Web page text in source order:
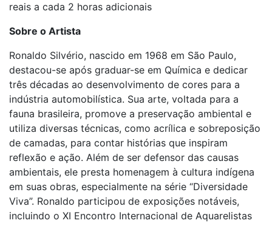
reais a cada 2 horas adicionais
Sobre o Artista
Ronaldo Silvério, nascido em 1968 em São Paulo,
destacou-se após graduar-se em Química e dedicar
três décadas ao desenvolvimento de cores para a
indústria automobilística. Sua arte, voltada para a
fauna brasileira, promove a preservação ambiental e
utiliza diversas técnicas, como acrílica e sobreposição
de camadas, para contar histórias que inspiram
reflexão e ação. Além de ser defensor das causas
ambientais, ele presta homenagem à cultura indígena
em suas obras, especialmente na série “Diversidade
Viva”. Ronaldo participou de exposições notáveis,
incluindo o XI Encontro Internacional de Aquarelistas